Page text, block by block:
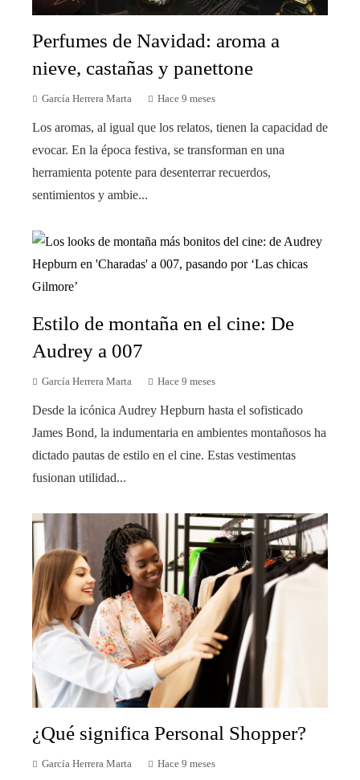
Perfumes de Navidad: aroma a
nieve, castañas y panettone
García Herrera Marta Hace 9 meses
Los aromas, al igual que los relatos, tienen la capacidad de
evocar. En la época festiva, se transforman en una
herramienta potente para desenterrar recuerdos,
sentimientos y ambie...
Estilo de montaña en el cine: De
Audrey a 007
García Herrera Marta Hace 9 meses
Desde la icónica Audrey Hepburn hasta el sofisticado
James Bond, la indumentaria en ambientes montañosos ha
dictado pautas de estilo en el cine. Estas vestimentas
fusionan utilidad...
¿Qué significa Personal Shopper?
García Herrera Marta Hace 9 meses